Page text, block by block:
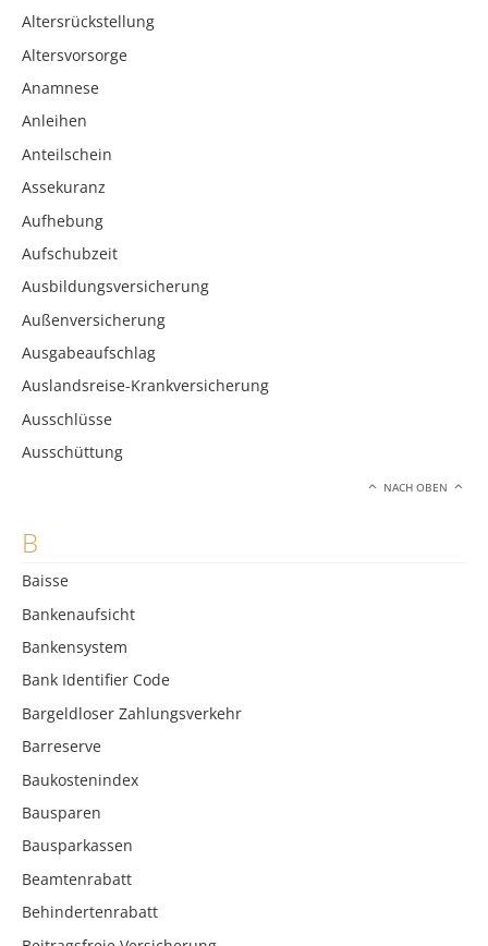
Altersrückstellung
Altersvorsorge
Anamnese
Anleihen
Anteilschein
Assekuranz
Aufhebung
Aufschubzeit
Ausbildungsversicherung
Außenversicherung
Ausgabeaufschlag
Auslandsreise-Krankversicherung
Ausschlüsse
Ausschüttung
NACH OBEN
B
Baisse
Bankenaufsicht
Bankensystem
Bank Identifier Code
Bargeldloser Zahlungsverkehr
Barreserve
Baukostenindex
Bausparen
Bausparkassen
Beamtenrabatt
Behindertenrabatt